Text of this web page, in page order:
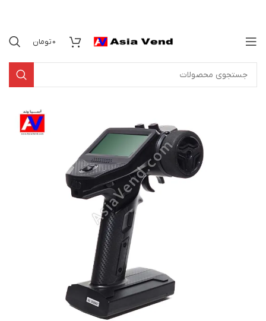
0تومان